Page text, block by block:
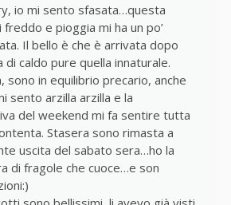
io mi sento sfasata…questa
e pioggia mi ha un po’
Il bello è che è arrivata dopo
di caldo pure quella innaturale.
sono in equilibrio precario, anche
sento arzilla arzilla e la
del weekend mi fa sentire tutta
Stasera sono rimasta a
uscita del sabato sera…ho la
di fragole che cuoce…e son